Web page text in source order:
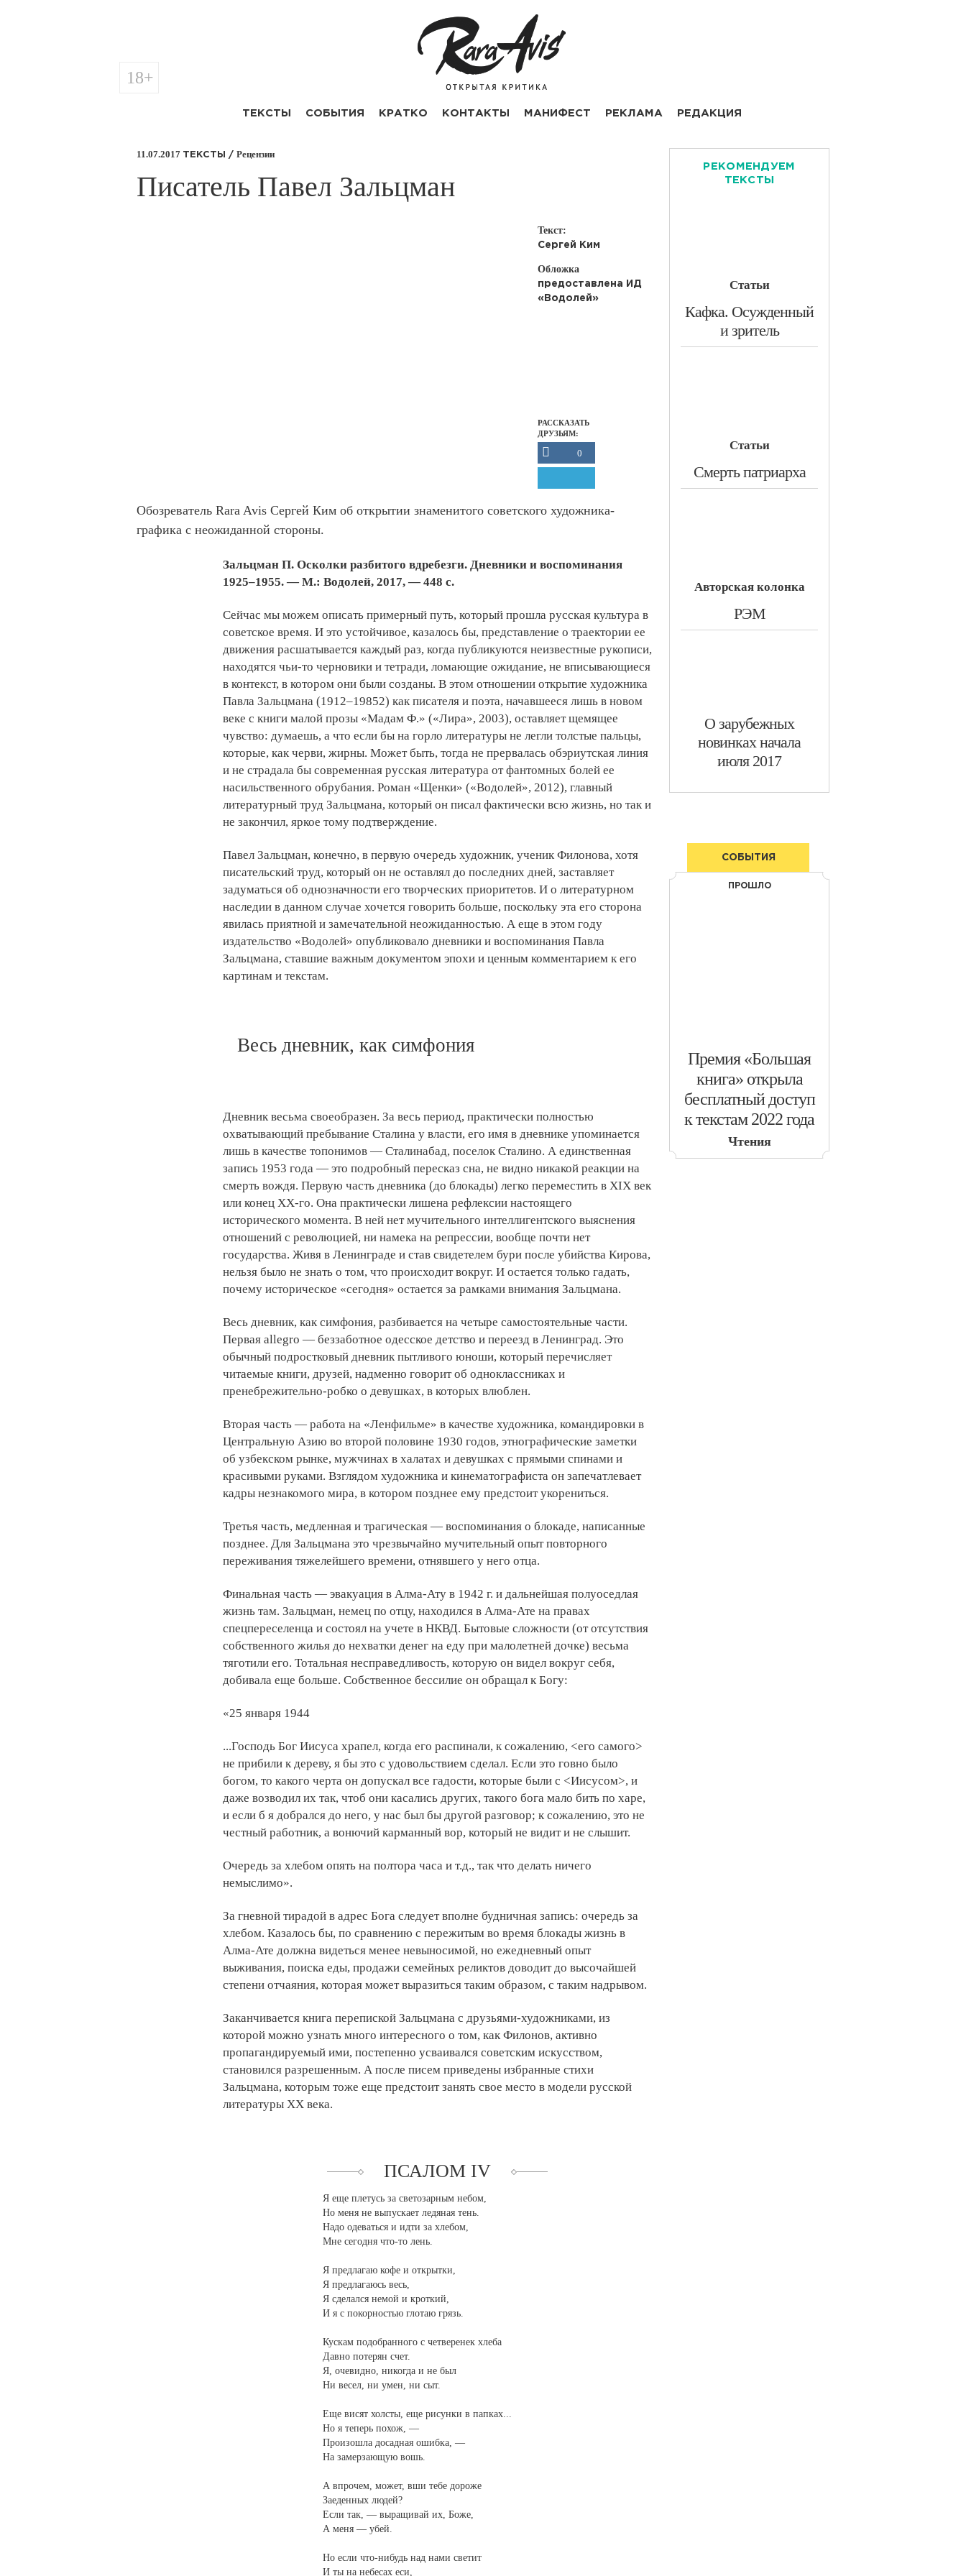
ТЕКСТЫ СОБЫТИЯ КРАТКО КОНТАКТЫ МАНИФЕСТ РЕКЛАМА РЕДАКЦИЯ
18+
11.07.2017 ТЕКСТЫ / Рецензии
​Писатель Павел Зальцман
Текст:
Сергей Ким
Обложка
предоставлена ИД
«Водолей»
РАССКАЗАТЬ
ДРУЗЬЯМ:
0
Обозреватель Rara Avis Сергей Ким об открытии знаменитого советского художника-
графика с неожиданной стороны.
Зальцман П. Осколки разбитого вдребезги. Дневники и воспоминания
1925–1955. — М.: Водолей, 2017, — 448 с.
Сейчас мы можем описать примерный путь, который прошла русская культура в
советское время. И это устойчивое, казалось бы, представление о траектории ее
движения расшатывается каждый раз, когда публикуются неизвестные рукописи,
находятся чьи-то черновики и тетради, ломающие ожидание, не вписывающиеся
в контекст, в котором они были созданы. В этом отношении открытие художника
Павла Зальцмана (1912–19852) как писателя и поэта, начавшееся лишь в новом
веке с книги малой прозы «Мадам Ф.» («Лира», 2003), оставляет щемящее
чувство: думаешь, а что если бы на горло литературы не легли толстые пальцы,
которые, как черви, жирны. Может быть, тогда не прервалась обэриутская линия
и не страдала бы современная русская литература от фантомных болей ее
насильственного обрубания. Роман «Щенки» («Водолей», 2012), главный
литературный труд Зальцмана, который он писал фактически всю жизнь, но так и
не закончил, яркое тому подтверждение.
Павел Зальцман, конечно, в первую очередь художник, ученик Филонова, хотя
писательский труд, который он не оставлял до последних дней, заставляет
задуматься об однозначности его творческих приоритетов. И о литературном
наследии в данном случае хочется говорить больше, поскольку эта его сторона
явилась приятной и замечательной неожиданностью. А еще в этом году
издательство «Водолей» опубликовало дневники и воспоминания Павла
Зальцмана, ставшие важным документом эпохи и ценным комментарием к его
картинам и текстам.
Весь дневник, как симфония
Дневник весьма своеобразен. За весь период, практически полностью
охватывающий пребывание Сталина у власти, его имя в дневнике упоминается
лишь в качестве топонимов — Сталинабад, поселок Сталино. А единственная
запись 1953 года — это подробный пересказ сна, не видно никакой реакции на
смерть вождя. Первую часть дневника (до блокады) легко переместить в XIX век
или конец XX-го. Она практически лишена рефлексии настоящего
исторического момента. В ней нет мучительного интеллигентского выяснения
отношений с революцией, ни намека на репрессии, вообще почти нет
государства. Живя в Ленинграде и став свидетелем бури после убийства Кирова,
нельзя было не знать о том, что происходит вокруг. И остается только гадать,
почему историческое «сегодня» остается за рамками внимания Зальцмана.
Весь дневник, как симфония, разбивается на четыре самостоятельные части.
Первая allegro — беззаботное одесское детство и переезд в Ленинград. Это
обычный подростковый дневник пытливого юноши, который перечисляет
читаемые книги, друзей, надменно говорит об одноклассниках и
пренебрежительно-робко о девушках, в которых влюблен.
Вторая часть — работа на «Ленфильме» в качестве художника, командировки в
Центральную Азию во второй половине 1930 годов, этнографические заметки
об узбекском рынке, мужчинах в халатах и девушках с прямыми спинами и
красивыми руками. Взглядом художника и кинематографиста он запечатлевает
кадры незнакомого мира, в котором позднее ему предстоит укорениться.
Третья часть, медленная и трагическая — воспоминания о блокаде, написанные
позднее. Для Зальцмана это чрезвычайно мучительный опыт повторного
переживания тяжелейшего времени, отнявшего у него отца.
Финальная часть — эвакуация в Алма-Ату в 1942 г. и дальнейшая полуоседлая
жизнь там. Зальцман, немец по отцу, находился в Алма-Ате на правах
спецпереселенца и состоял на учете в НКВД. Бытовые сложности (от отсутствия
собственного жилья до нехватки денег на еду при малолетней дочке) весьма
тяготили его. Тотальная несправедливость, которую он видел вокруг себя,
добивала еще больше. Собственное бессилие он обращал к Богу:
«25 января 1944
...Господь Бог Иисуса храпел, когда его распинали, к сожалению, <его самого>
не прибили к дереву, я бы это с удовольствием сделал. Если это говно было
богом, то какого черта он допускал все гадости, которые были с <Иисусом>, и
даже возводил их так, чтоб они касались других, такого бога мало бить по харе,
и если б я добрался до него, у нас был бы другой разговор; к сожалению, это не
честный работник, а вонючий карманный вор, который не видит и не слышит.
Очередь за хлебом опять на полтора часа и т.д., так что делать ничего
немыслимо».
За гневной тирадой в адрес Бога следует вполне будничная запись: очередь за
хлебом. Казалось бы, по сравнению с пережитым во время блокады жизнь в
Алма-Ате должна видеться менее невыносимой, но ежедневный опыт
выживания, поиска еды, продажи семейных реликтов доводит до высочайшей
степени отчаяния, которая может выразиться таким образом, с таким надрывом.
Заканчивается книга перепиской Зальцмана с друзьями-художниками, из
которой можно узнать много интересного о том, как Филонов, активно
пропагандируемый ими, постепенно усваивался советским искусством,
становился разрешенным. А после писем приведены избранные стихи
Зальцмана, которым тоже еще предстоит занять свое место в модели русской
литературы XX века.
ПСАЛОМ IV
Я еще плетусь за светозарным небом,
Но меня не выпускает ледяная тень.
Надо одеваться и идти за хлебом,
Мне сегодня что-то лень.
Я предлагаю кофе и открытки,
Я предлагаюсь весь,
Я сделался немой и кроткий,
И я с покорностью глотаю грязь.
Кускам подобранного с четверенек хлеба
Давно потерян счет.
Я, очевидно, никогда и не был
Ни весел, ни умен, ни сыт.
Еще висят холсты, еще рисунки в папках...
Но я теперь похож, —
Произошла досадная ошибка, —
На замерзающую вошь.
А впрочем, может, вши тебе дороже
Заеденных людей?
Если так, — выращивай их, Боже,
А меня — убей.
Но если что-нибудь над нами светит
И ты на небесах еси,
РЕКОМЕНДУЕМ
ТЕКСТЫ
Статьи
​Кафка. Осужденный
и зритель
Статьи
​Смерть патриарха
Авторская колонка
​РЭМ
​О зарубежных
новинках начала
июля 2017
СОБЫТИЯ
ПРОШЛО
​Премия «Большая
книга» открыла
бесплатный доступ
к текстам 2022 года
Чтения